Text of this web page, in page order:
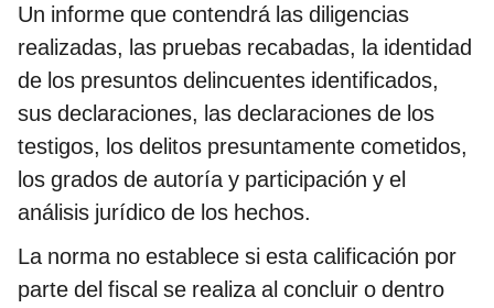
Un informe que contendrá las diligencias
realizadas, las pruebas recabadas, la identidad
de los presuntos delincuentes identificados,
sus declaraciones, las declaraciones de los
testigos, los delitos presuntamente cometidos,
los grados de autoría y participación y el
análisis jurídico de los hechos.
La norma no establece si esta calificación por
parte del fiscal se realiza al concluir o dentro